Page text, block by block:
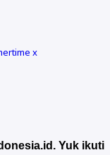
x
Yuk ikuti